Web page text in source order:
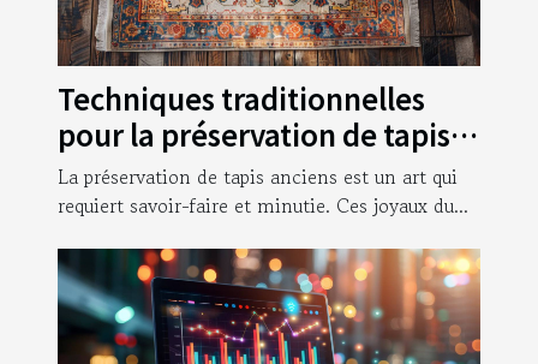
Techniques traditionnelles
pour la préservation de tapis
anciens
La préservation de tapis anciens est un art qui
requiert savoir-faire et minutie. Ces joyaux du...